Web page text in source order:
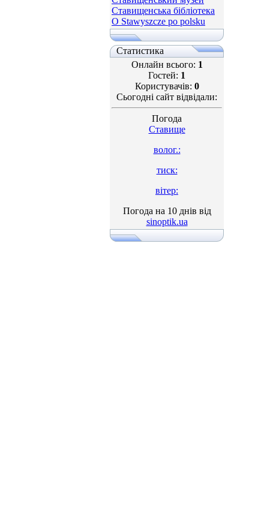
Ставищенська бібліотека
O Stawyszcze po polsku
Статистика
Онлайн всього: 1
Гостей: 1
Користувачів: 0
Сьогодні сайт відвідали:
Погода
Ставище
волог.:
тиск:
вітер:
Погода на 10 днів від
sinoptik.ua